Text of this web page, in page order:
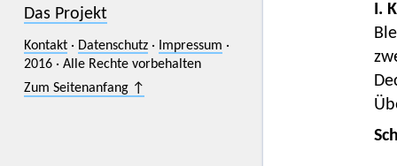
Das Projekt
Kontakt· Datenschutz· Impressum ·
2016 · Alle Rechte vorbehalten
Zum Seitenanfang ↑
I.